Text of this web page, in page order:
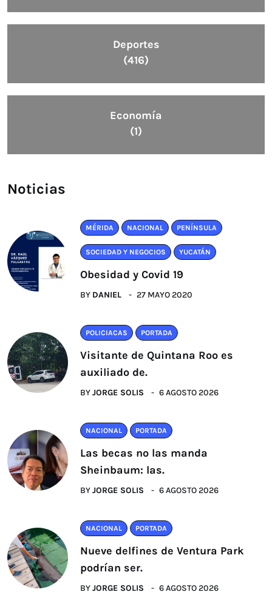
Deportes
(416)
Economía
(1)
Noticias
MÉRIDA NACIONAL PENÍNSULA
SOCIEDAD Y NEGOCIOS YUCATÁN
Obesidad y Covid 19
BY DANIEL 27 MAYO 2020
POLICIACAS PORTADA
Visitante de Quintana Roo es
auxiliado de.
BYJORGE SOLIS 6 AGOSTO 2026
NACIONAL PORTADA
Las becas no las manda
Sheinbaum: las.
BYJORGE SOLIS 6 AGOSTO 2026
NACIONAL PORTADA
Nueve delfines de Ventura Park
podrían ser.
BYJORGE SOLIS 6 AGOSTO 2026